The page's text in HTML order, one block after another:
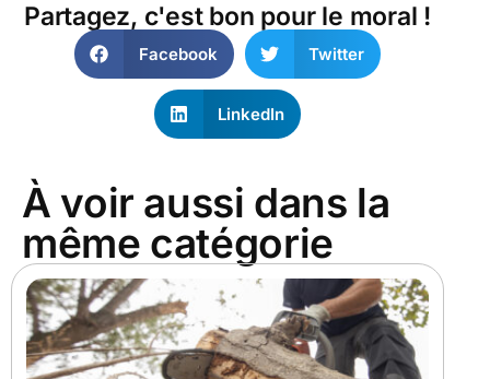
Partagez, c'est bon pour le moral !
Facebook Twitter
LinkedIn
À voir aussi dans la
même catégorie